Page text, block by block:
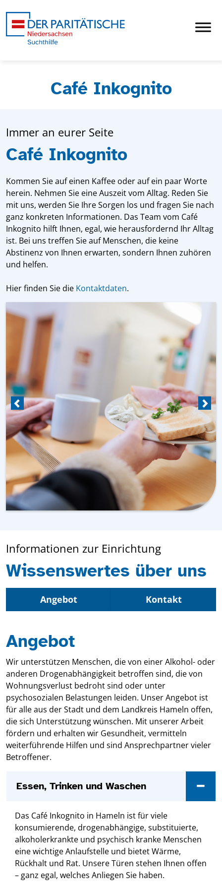
Café Inkognito
Immer an eurer Seite
Café Inkognito
Kommen Sie auf einen Kaffee oder auf ein paar Worte
herein. Nehmen Sie eine Auszeit vom Alltag. Reden Sie
mit uns, werden Sie Ihre Sorgen los und fragen Sie nach
ganz konkreten Informationen. Das Team vom Café
Inkognito hilft Ihnen, egal, wie herausfordernd Ihr Alltag
ist. Bei uns treffen Sie auf Menschen, die keine
Abstinenz von Ihnen erwarten, sondern Ihnen zuhören
und helfen.
Hier finden Sie die Kontaktdaten.
Informationen zur Einrichtung
Wissenswertes über uns
Angebot Kontakt
Angebot
Wir unterstützen Menschen, die von einer Alkohol- oder
anderen Drogenabhängigkeit betroffen sind, die von
Wohnungsverlust bedroht sind oder unter
psychosozialen Belastungen leiden. Unser Angebot ist
für alle aus der Stadt und dem Landkreis Hameln offen,
die sich Unterstützung wünschen. Mit unserer Arbeit
fördern und erhalten wir Gesundheit, vermitteln
weiterführende Hilfen und sind Ansprechpartner vieler
Betroffener.
Essen, Trinken und Waschen
Das Café Inkognito in Hameln ist für viele
konsumierende, drogenabhängige, substituierte,
alkoholerkrankte und psychisch kranke Menschen
eine wichtige Anlaufstelle und bietet Wärme,
Rückhalt und Rat. Unsere Türen stehen Ihnen offen
– ganz egal, welches Anliegen Sie haben.